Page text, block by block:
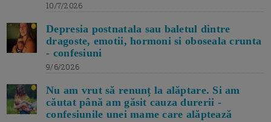
10/7/2026
Depresia postnatala sau baletul dintre
dragoste, emotii, hormoni si oboseala crunta
- confesiuni
9/6/2026
Nu am vrut să renunț la alăptare. Si am
căutat până am găsit cauza durerii -
confesiunile unei mame care alăptează